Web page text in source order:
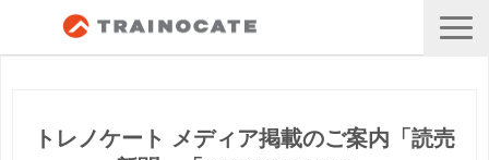
トレノケート メディア掲載のご案内「読売